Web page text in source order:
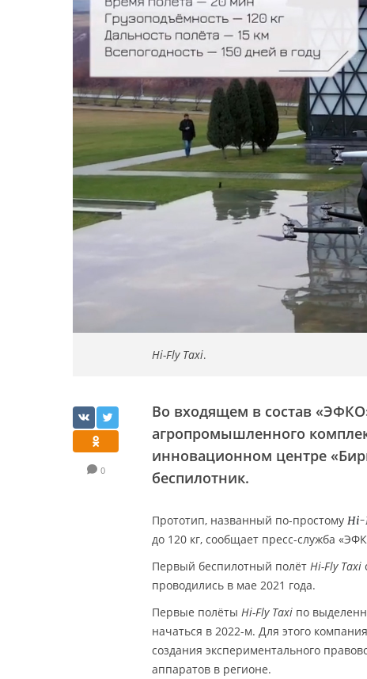
Hi-Fly Taxi.
0
Во входящем в состав
агропромышленного
инновационном центре
беспилотник.
Прототип, названный по-простому Hi-
до 120 кг, сообщает пресс-служба
Первый беспилотный полёт Hi-Fly Taxi
проводились в мае 2021 года.
Первые полёты Hi-Fly Taxi по
начаться в 2022-м. Для этого
создания экспериментального
аппаратов в регионе.